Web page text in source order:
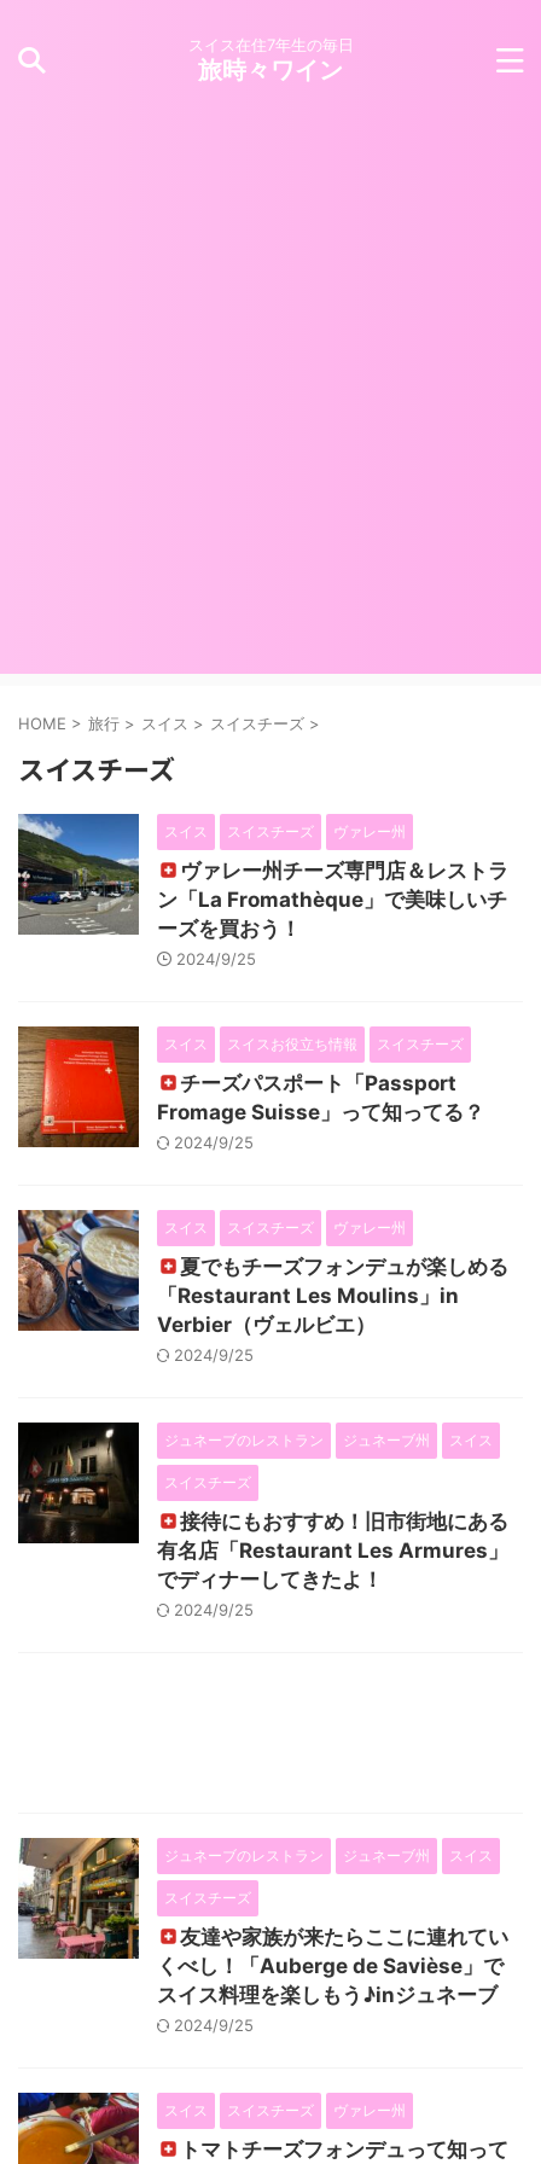
スイス在住7年生の毎日
旅時々ワイン
HOME > 旅行 > スイス > スイスチーズ >
スイスチーズ
スイス スイスチーズ ヴァレー州
ヴァレー州チーズ専門店＆レストラ
ン「La Fromathèque」で美味しいチ
ーズを買おう！
2024/9/25
スイス スイスお役立ち情報 スイスチーズ
チーズパスポート「Passport
Fromage Suisse」って知ってる？
2024/9/25
スイス スイスチーズ ヴァレー州
夏でもチーズフォンデュが楽しめる
「Restaurant Les Moulins」in
Verbier（ヴェルビエ）
2024/9/25
ジュネーブのレストラン ジュネーブ州 スイス
スイスチーズ
接待にもおすすめ！旧市街地にある
有名店「Restaurant Les Armures」
でディナーしてきたよ！
2024/9/25
ジュネーブのレストラン ジュネーブ州 スイス
スイスチーズ
友達や家族が来たらここに連れてい
くべし！「Auberge de Savièse」で
スイス料理を楽しもう♪inジュネーブ
2024/9/25
スイス スイスチーズ ヴァレー州
トマトチーズフォンデュって知って